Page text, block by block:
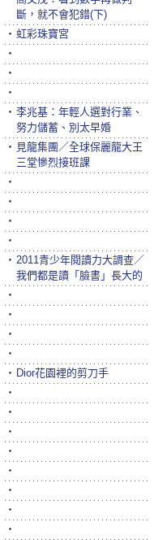
斷，就不會犯錯(下)
‧ 虹彩珠寶宮
‧
‧
‧
‧ 李兆基：年輕人選對行業、
努力儲蓄、別太早婚
‧ 見龍集團／全球保麗龍大王
三堂慘烈接班課
‧
‧
‧
‧
‧ 2011青少年閱讀力大調查／
我們都是讀「臉書」長大的
‧
‧
‧
‧
‧ Dior花園裡的剪刀手
‧
‧
‧
‧
‧
‧
‧
‧